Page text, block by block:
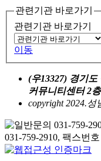
관련기관 바로가기
관련기관 바로가기
이동
(우13327) 경기
커뮤니티센터 2층
copyright 2024.성